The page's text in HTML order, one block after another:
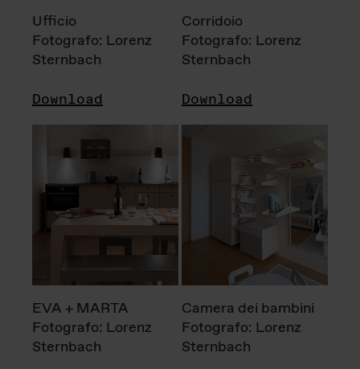
Ufficio
Fotografo: Lorenz
Sternbach
Download
Corridoio
Fotografo: Lorenz
Sternbach
Download
EVA + MARTA
Fotografo: Lorenz
Sternbach
Camera dei bambini
Fotografo: Lorenz
Sternbach